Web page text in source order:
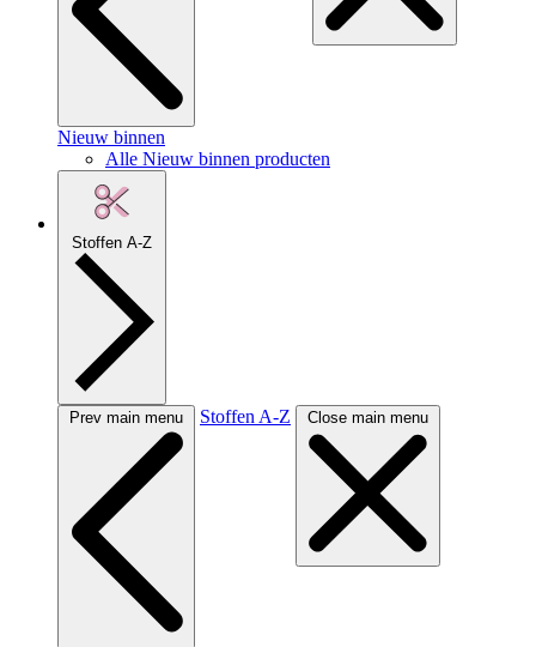
Nieuw binnen
Alle Nieuw binnen producten
Stoffen A-Z
Prev main menu Stoffen A-Z Close main menu